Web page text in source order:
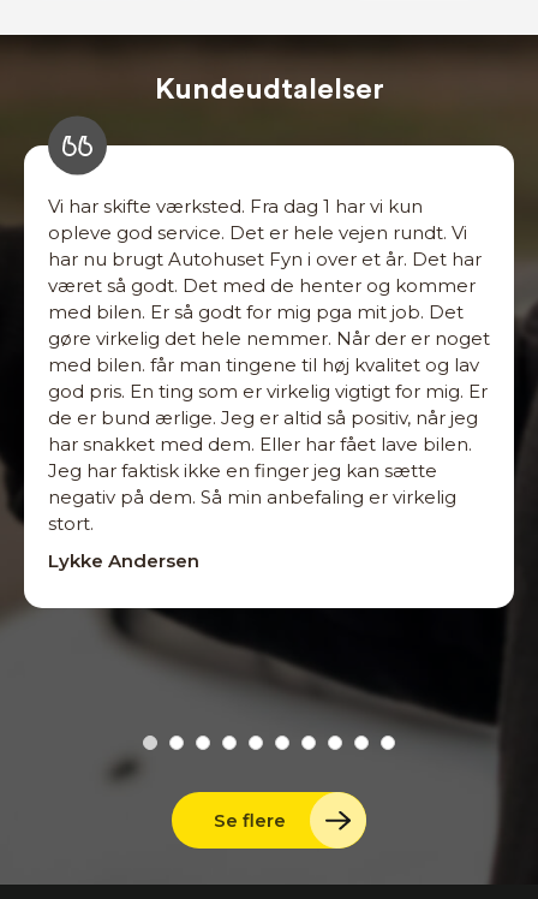
Kundeudtalelser
Vi har skifte værksted. Fra dag 1 har vi kun
opleve god service. Det er hele vejen rundt. Vi
har nu brugt Autohuset Fyn i over et år. Det har
været så godt. Det med de henter og kommer
med bilen. Er så godt for mig pga mit job. Det
gøre virkelig det hele nemmer. Når der er noget
med bilen. får man tingene til høj kvalitet og lav
god pris. En ting som er virkelig vigtigt for mig. Er
de er bund ærlige. Jeg er altid så positiv, når jeg
har snakket med dem. Eller har fået lave bilen.
Jeg har faktisk ikke en finger jeg kan sætte
negativ på dem. Så min anbefaling er virkelig
stort.
Lykke Andersen
Se flere